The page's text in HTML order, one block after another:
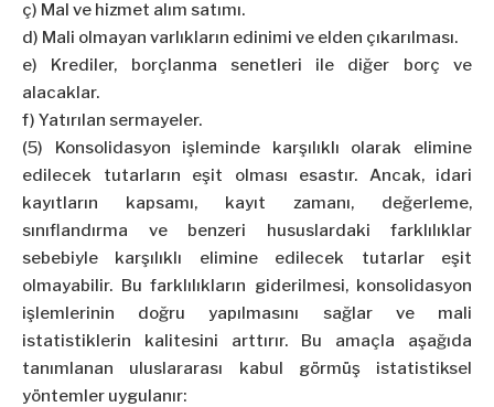
ç) Mal ve hizmet alım satımı.
d) Mali olmayan varlıkların edinimi ve elden çıkarılması.
e) Krediler, borçlanma senetleri ile diğer borç ve
alacaklar.
f) Yatırılan sermayeler.
(5) Konsolidasyon işleminde karşılıklı olarak elimine
edilecek tutarların eşit olması esastır. Ancak, idari
kayıtların kapsamı, kayıt zamanı, değerleme,
sınıflandırma ve benzeri hususlardaki farklılıklar
sebebiyle karşılıklı elimine edilecek tutarlar eşit
olmayabilir. Bu farklılıkların giderilmesi, konsolidasyon
işlemlerinin doğru yapılmasını sağlar ve mali
istatistiklerin kalitesini arttırır. Bu amaçla aşağıda
tanımlanan uluslararası kabul görmüş istatistiksel
yöntemler uygulanır: